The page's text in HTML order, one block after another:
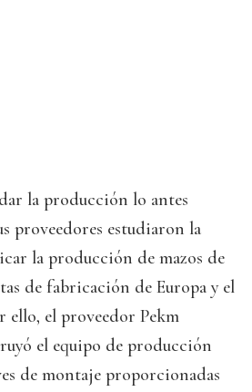
la producción lo antes
proveedores estudiaron la
la producción de mazos de
de fabricación de Europa y el
el proveedor Pekm
el equipo de producción
de montaje proporcionadas